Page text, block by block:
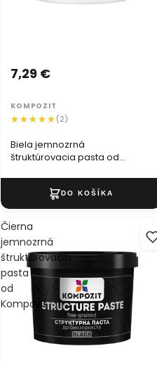
Biela jemnozrná
štruktúrovacia pasta od
7,29 €
KOMPOZIT
(2)
Čierna
jemnozrná
štruktúrovacia
pasta
od
Kompozit